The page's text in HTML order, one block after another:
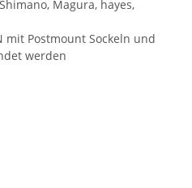
Magura, hayes,
mit Postmount Sockeln und
werden